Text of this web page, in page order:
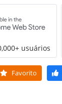
usuários
Favorito